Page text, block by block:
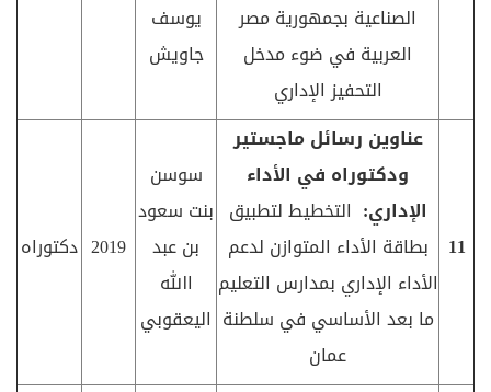
الصناعية بجمهورية مصر
العربية في ضوء مدخل
التحفيز الإداري
يوسف
جاويش
11
عناوين رسائل ماجستير
ودكتوراه في الأداء
الإداري: التخطيط لتطبيق
بطاقة الأداء المتوازن لدعم
الأداء الإداري بمدارس التعليم
ما بعد الأساسي في سلطنة
عمان
سوسن
بنت سعود
بن عبد
اﷲ
اليعقوبي
2019 دكتوراه